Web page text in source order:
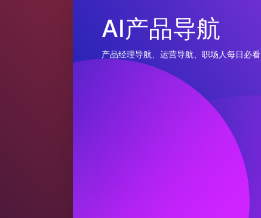
AI产品导航
产品经理导航、运营导航、职场人每日必看